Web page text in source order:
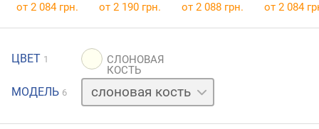
от 2 084 грн. от 2 190 грн. от 2 088 грн. от 2 084
ЦВЕТ 1
МОДЕЛЬ 6
белый